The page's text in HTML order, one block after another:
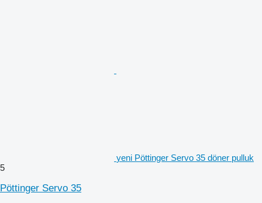
yeni Pöttinger Servo 35 döner pulluk
5
Pöttinger Servo 35